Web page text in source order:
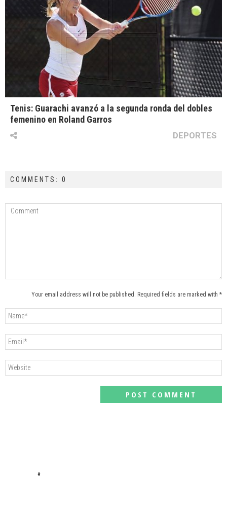
Tenis: Guarachi avanzó a la segunda ronda del dobles
femenino en Roland Garros
DEPORTES
COMMENTS: 0
Your email address will not be published. Required fields are marked with *
#